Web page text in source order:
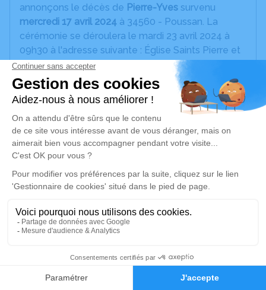
Faire-part Hommages
annonçons le décès de Pierre-Yves survenu
mercredi 17 avril 2024 à 34560 - Poussan. La
cérémonie se déroulera le mardi 23 avril 2024 à
09h30 à l'adresse suivante : Église Saints Pierre et
Paul - place de l'église - 34560 Poussan.
Je rends hommage
Cérémonie religieuse
mardi 23 avril 2024 à 09h30
Église Saints Pierre et Paul de Poussan
place de l'église
34560 Poussan
Déroulé des obsèques
Les informations sur la cérémonie seront